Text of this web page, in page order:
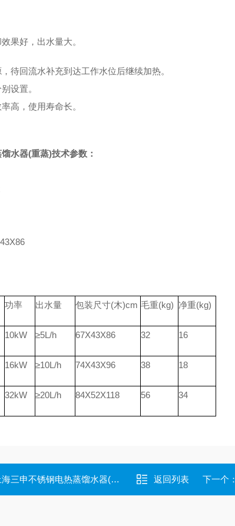
果好，出水量大。
待回流水补充到达工作水位后继续加热。
设置。
高，使用寿命长。
馏水器(重蒸)技术参数：
功率 出水量 包装尺寸(木)cm 毛重(kg) 净重(kg)
10kW ≥5L/h 67X43X86 32 16
16kW ≥10L/h 74X43X96 38 18
32kW ≥20L/h 84X52X118 56 34
申不锈钢电热蒸馏水器(断水自控型) 返回列表 下一个：